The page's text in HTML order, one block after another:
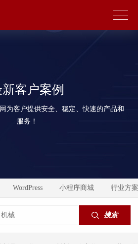
客户案例
为客户提供安全、稳定、快速的产品和
服务！
WordPress 小程序商城 行业方案
搜索